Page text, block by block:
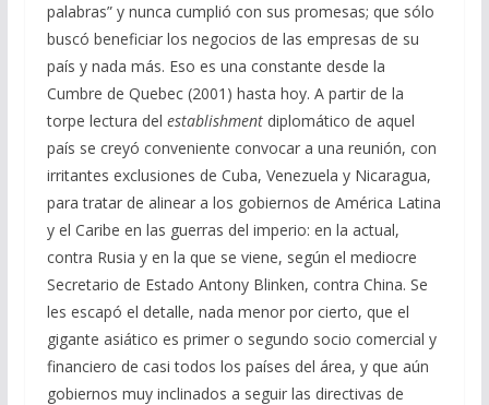
palabras” y nunca cumplió con sus promesas; que sólo
buscó beneficiar los negocios de las empresas de su
país y nada más. Eso es una constante desde la
Cumbre de Quebec (2001) hasta hoy. A partir de la
torpe lectura del establishmentdiplomático de aquel
país se creyó conveniente convocar a una reunión, con
irritantes exclusiones de Cuba, Venezuela y Nicaragua,
para tratar de alinear a los gobiernos de América Latina
y el Caribe en las guerras del imperio: en la actual,
contra Rusia y en la que se viene, según el mediocre
Secretario de Estado Antony Blinken, contra China. Se
les escapó el detalle, nada menor por cierto, que el
gigante asiático es primer o segundo socio comercial y
financiero de casi todos los países del área, y que aún
gobiernos muy inclinados a seguir las directivas de